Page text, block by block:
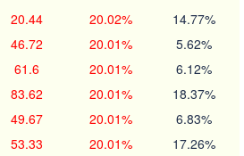
20.44 20.02% 14.77%
46.72 20.01% 5.62%
61.6 20.01% 6.12%
83.62 20.01% 18.37%
49.67 20.01% 6.83%
53.33 20.01% 17.26%